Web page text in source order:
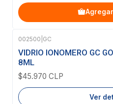
Agotado
002500 GC
VIDRIO IONOMERO GC
8ML
$45.970 CLP
Ver